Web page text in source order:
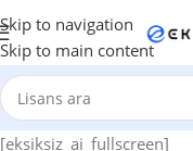
Skip to navigation
Skip to main content
[eksiksiz_ai_fullscreen]